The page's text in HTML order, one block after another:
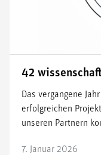
42
Das vergangene
erfolgreichen
unseren Partnern
7. Januar 2026